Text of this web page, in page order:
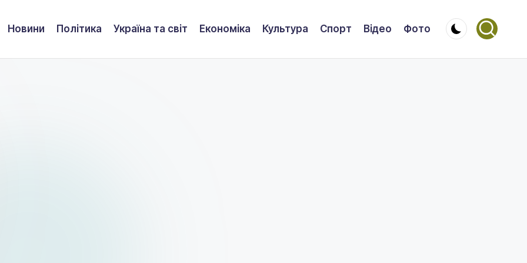
Новини Політика Україна та світ Економіка Культура Спорт Відео Фото